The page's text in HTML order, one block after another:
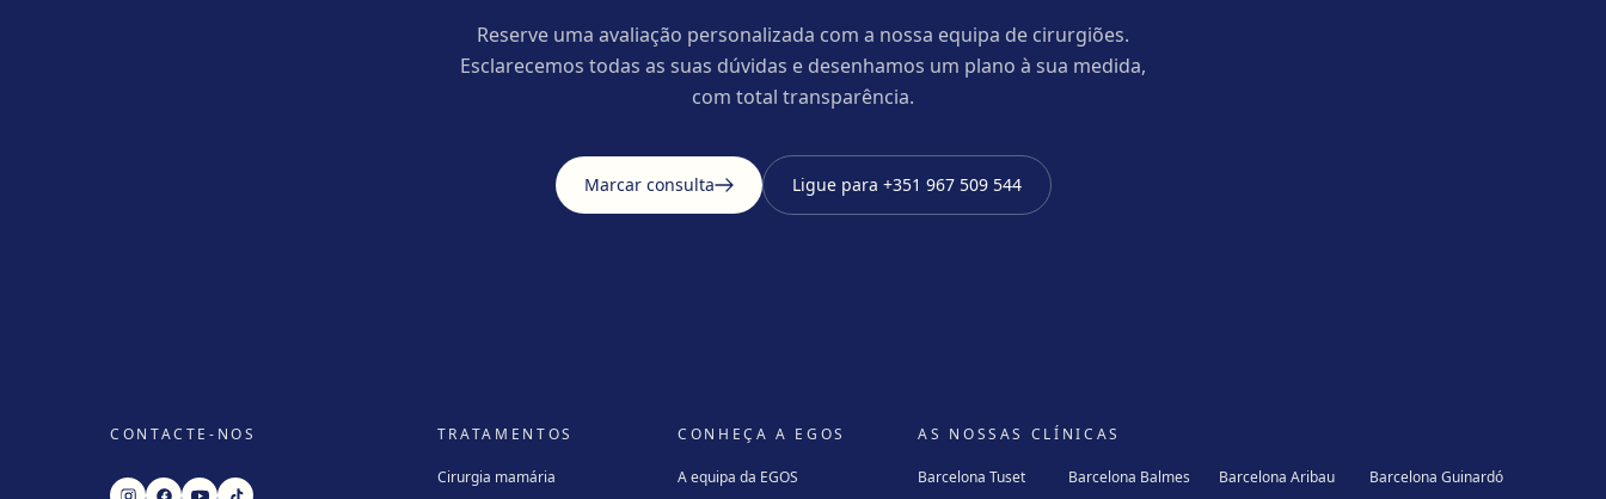
Reserve uma avaliação personalizada com a nossa equipa de cirurgiões.
Esclarecemos todas as suas dúvidas e desenhamos um plano à sua medida,
com total transparência.
Marcar consulta Ligue para +351 967 509 544
CONTACTE-NOS TRATAMENTOS
Cirurgia mamária
CONHEÇA A EGOS
A equipa da EGOS
AS NOSSAS CLÍNICAS
Barcelona Tuset Barcelona Balmes Barcelona Aribau
Barcelona Guinardó